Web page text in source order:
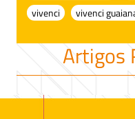
vivenci
vivenci
Artigos